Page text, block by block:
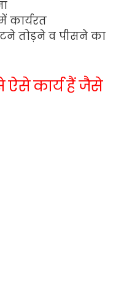
कार्यरत
तोड़ने व पीसने का
ऐसे कार्य हैं जैसे